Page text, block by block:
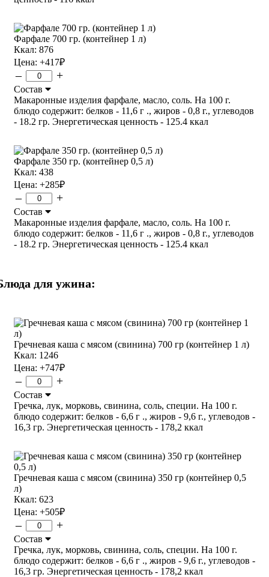
Фарфале 700 гр. (контейнер 1 л)
Ккал: 876
Цена: +417₽
– +
Состав
Макаронные изделия фарфале, масло, соль. На 100 г.
блюдо содержит: белков - 11,6 г ., жиров - 0,8 г., углеводов
- 18.2 гр. Энергетическая ценность - 125.4 ккал
Фарфале 350 гр. (контейнер 0,5 л)
Ккал: 438
Цена: +285₽
– +
Состав
Макаронные изделия фарфале, масло, соль. На 100 г.
блюдо содержит: белков - 11,6 г ., жиров - 0,8 г., углеводов
- 18.2 гр. Энергетическая ценность - 125.4 ккал
для ужина:
Гречневая каша с мясом (свинина) 700 гр (контейнер 1 л)
Ккал: 1246
Цена: +747₽
– +
Состав
Гречка, лук, морковь, свинина, соль, специи. На 100 г.
блюдо содержит: белков - 6,6 г ., жиров - 9,6 г., углеводов -
16,3 гр. Энергетическая ценность - 178,2 ккал
Гречневая каша с мясом (свинина) 350 гр (контейнер 0,5
л)
Ккал: 623
Цена: +505₽
– +
Состав
Гречка, лук, морковь, свинина, соль, специи. На 100 г.
блюдо содержит: белков - 6,6 г ., жиров - 9,6 г., углеводов -
16,3 гр. Энергетическая ценность - 178,2 ккал